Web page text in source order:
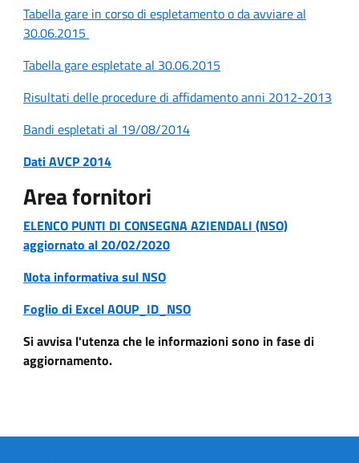
Tabella gare in corso di espletamento o da avviare al
30.06.2015
Tabella gare espletate al 30.06.2015
Risultati delle procedure di affidamento anni 2012-2013
Bandi espletati al 19/08/2014
Dati AVCP 2014
Area fornitori
ELENCO PUNTI DI CONSEGNA AZIENDALI (NSO)
aggiornato al 20/02/2020
Nota informativa sul NSO
Foglio di Excel AOUP_ID_NSO
Si avvisa l'utenza che le informazioni sono in fase di
aggiornamento.